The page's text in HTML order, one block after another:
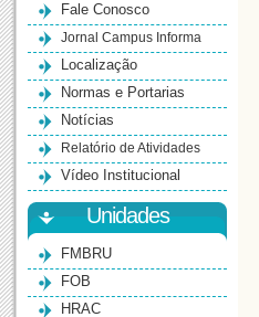
Fale Conosco
Jornal Campus Informa
Localização
Normas e Portarias
Notícias
Relatório de Atividades
Vídeo Institucional
Unidades
FMBRU
FOB
HRAC